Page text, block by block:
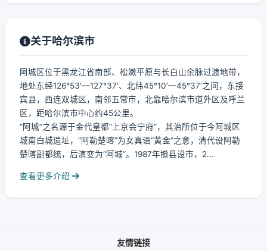
关于哈尔滨市
阿城区位于黑龙江省南部、松嫩平原与长白山余脉过渡地带，
地处东经126°53′—127°37′、北纬45°10′—45°37′之间，东接
宾县，西连双城区，南邻五常市，北靠哈尔滨市道外区及呼兰
区，距哈尔滨市中心约45公里。
“阿城”之名源于金代皇都“上京会宁府”，其治所位于今阿城区
城南白城遗址，“阿勒楚喀”为女真语“黄金”之意，清代设阿勒
楚喀副都统，后演变为“阿城”。1987年撤县设市，2...
查看更多介绍
友情链接